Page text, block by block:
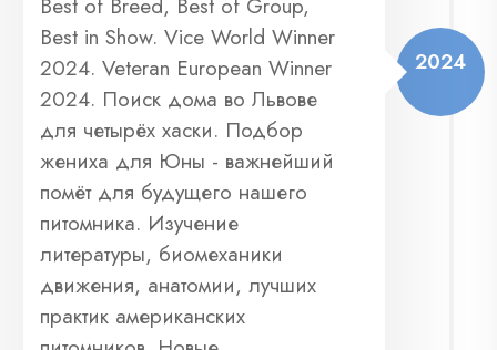
2024
Best in Show. Vice World Winner
2024. Veteran European Winner
2024. Поиск дома во Львове
для четырёх хаски. Подбор
жениха для Юны - важнейший
помёт для будущего нашего
питомника. Изучение
литературы, биомеханики
движения, анатомии, лучших
практик американских